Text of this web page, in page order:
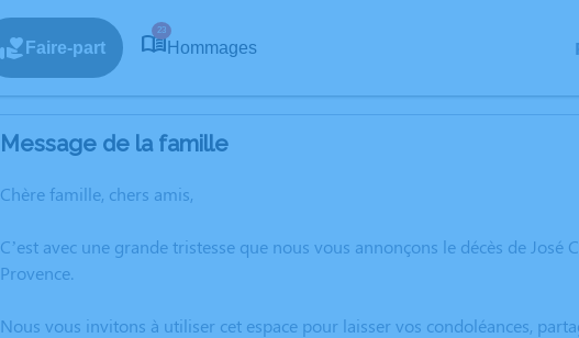
Faire-part
23
Hommages
Message de la famille
Chère famille, chers amis,
C’est avec une grande tristesse que nous vous annonçons le décès de
Provence.
Nous vous invitons à utiliser cet espace pour laisser vos condoléances,